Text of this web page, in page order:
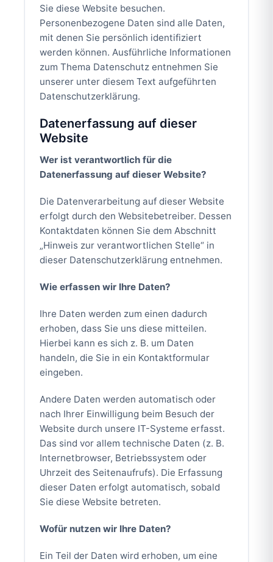
Sie diese Website besuchen.
Personenbezogene Daten sind alle Daten,
mit denen Sie persönlich identifiziert
werden können. Ausführliche Informationen
zum Thema Datenschutz entnehmen Sie
unserer unter diesem Text aufgeführten
Datenschutzerklärung.
Datenerfassung auf dieser
Website
Wer ist verantwortlich für die
Datenerfassung auf dieser Website?
Die Datenverarbeitung auf dieser Website
erfolgt durch den Websitebetreiber. Dessen
Kontaktdaten können Sie dem Abschnitt
„Hinweis zur verantwortlichen Stelle“ in
dieser Datenschutzerklärung entnehmen.
Wie erfassen wir Ihre Daten?
Ihre Daten werden zum einen dadurch
erhoben, dass Sie uns diese mitteilen.
Hierbei kann es sich z. B. um Daten
handeln, die Sie in ein Kontaktformular
eingeben.
Andere Daten werden automatisch oder
nach Ihrer Einwilligung beim Besuch der
Website durch unsere IT-Systeme erfasst.
Das sind vor allem technische Daten (z. B.
Internetbrowser, Betriebssystem oder
Uhrzeit des Seitenaufrufs). Die Erfassung
dieser Daten erfolgt automatisch, sobald
Sie diese Website betreten.
Wofür nutzen wir Ihre Daten?
Ein Teil der Daten wird erhoben, um eine